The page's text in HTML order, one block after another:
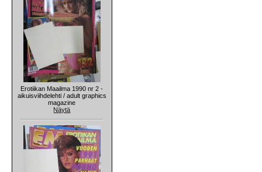
Erotiikan Maailma 1990 nr 2 -
aikuisviihdelehti / adult graphics
magazine
Näytä